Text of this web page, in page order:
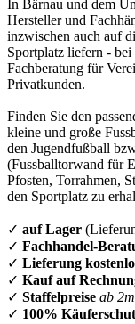
In Bärnau und dem
Hersteller und
inzwischen auch auf
Sportplatz liefern -
Fachberatung für
Privatkunden.
Finden Sie den
kleine und große
den Jugendfußball
(Fussballtorwand für
Pfosten, Torrahmen,
den Sportplatz zu
✓ auf Lager
✓ Fachhandel-
✓ Lieferung
✓ Kauf auf
✓ Staffelpreise ab
✓ 100%